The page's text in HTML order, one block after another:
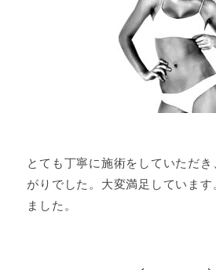
とても丁寧に施術をしていただ
がりでした。大変満足していま
ました。